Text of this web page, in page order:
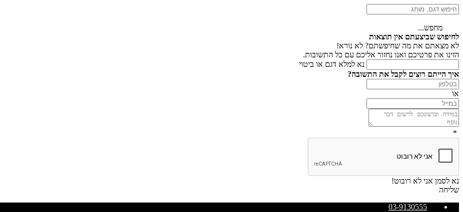
מחפש...
לחיפוש שביצעתם אין תוצאות
לא מצאתם את מה שחיפשתם? לא נורא!
הזינו את פרטיכם ואנו נחזור אליכם עם כל התשובות.
נא למלא דגם או ביטוי
איך הייתם רוצים לקבל את התשובה?
או
*
נא לסמן אני לא רובוט!
שליחה
03-9130555